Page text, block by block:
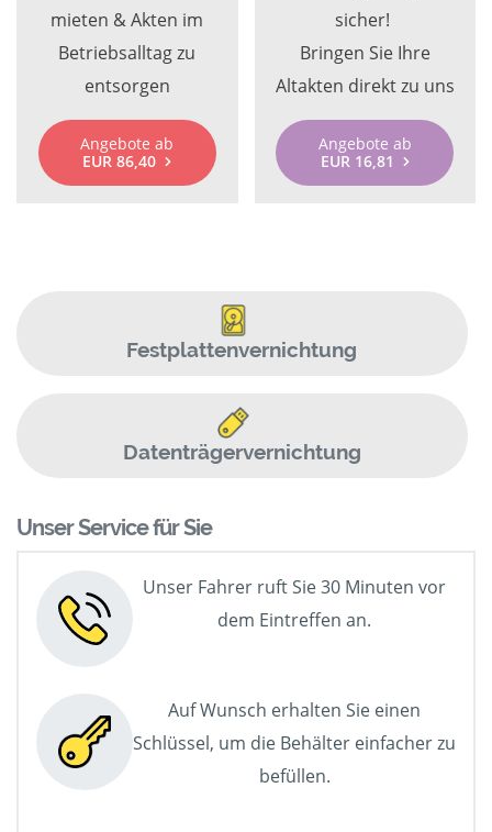
mieten & Akten im
Betriebsalltag zu
entsorgen
Angebote ab
EUR 86,40
sicher!
Bringen Sie Ihre
Altakten direkt zu uns
Angebote ab
EUR 16,81
Festplattenvernichtung
Datenträgervernichtung
Unser Service für Sie
Unser Fahrer ruft Sie 30 Minuten vor
dem Eintreffen an.
Auf Wunsch erhalten Sie einen
Schlüssel, um die Behälter einfacher zu
befüllen.